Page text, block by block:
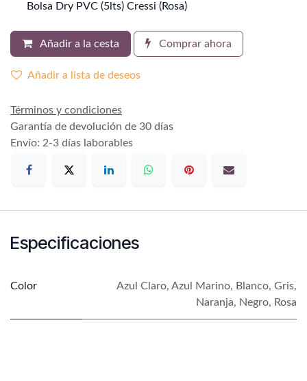
Bolsa Dry PVC (5lts) Cressi (Rosa)
Añadir a la cesta Comprar ahora
Añadir a lista de deseos
Términos y condiciones
Garantía de devolución de 30 días
Envío: 2-3 días laborables
Especificaciones
Color Azul Claro, Azul Marino, Blanco, Gris,
Naranja, Negro, Rosa